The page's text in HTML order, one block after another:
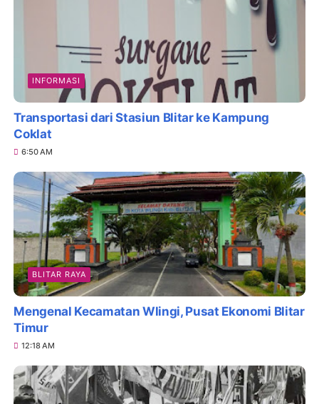
INFORMASI
Transportasi dari Stasiun Blitar ke Kampung
Coklat
6:50 AM
BLITAR RAYA
Mengenal Kecamatan Wlingi, Pusat Ekonomi Blitar
Timur
12:18 AM